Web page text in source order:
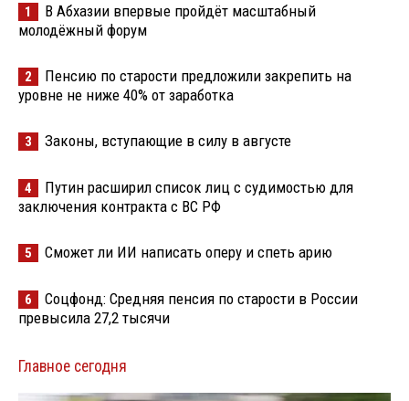
1
В Абхазии впервые пройдёт масштабный
молодёжный форум
2
Пенсию по старости предложили закрепить на
уровне не ниже 40% от заработка
3 Законы, вступающие в силу в августе
4
Путин расширил список лиц с судимостью для
заключения контракта с ВС РФ
5 Сможет ли ИИ написать оперу и спеть арию
6
Соцфонд: Средняя пенсия по старости в России
превысила 27,2 тысячи
Главное сегодня